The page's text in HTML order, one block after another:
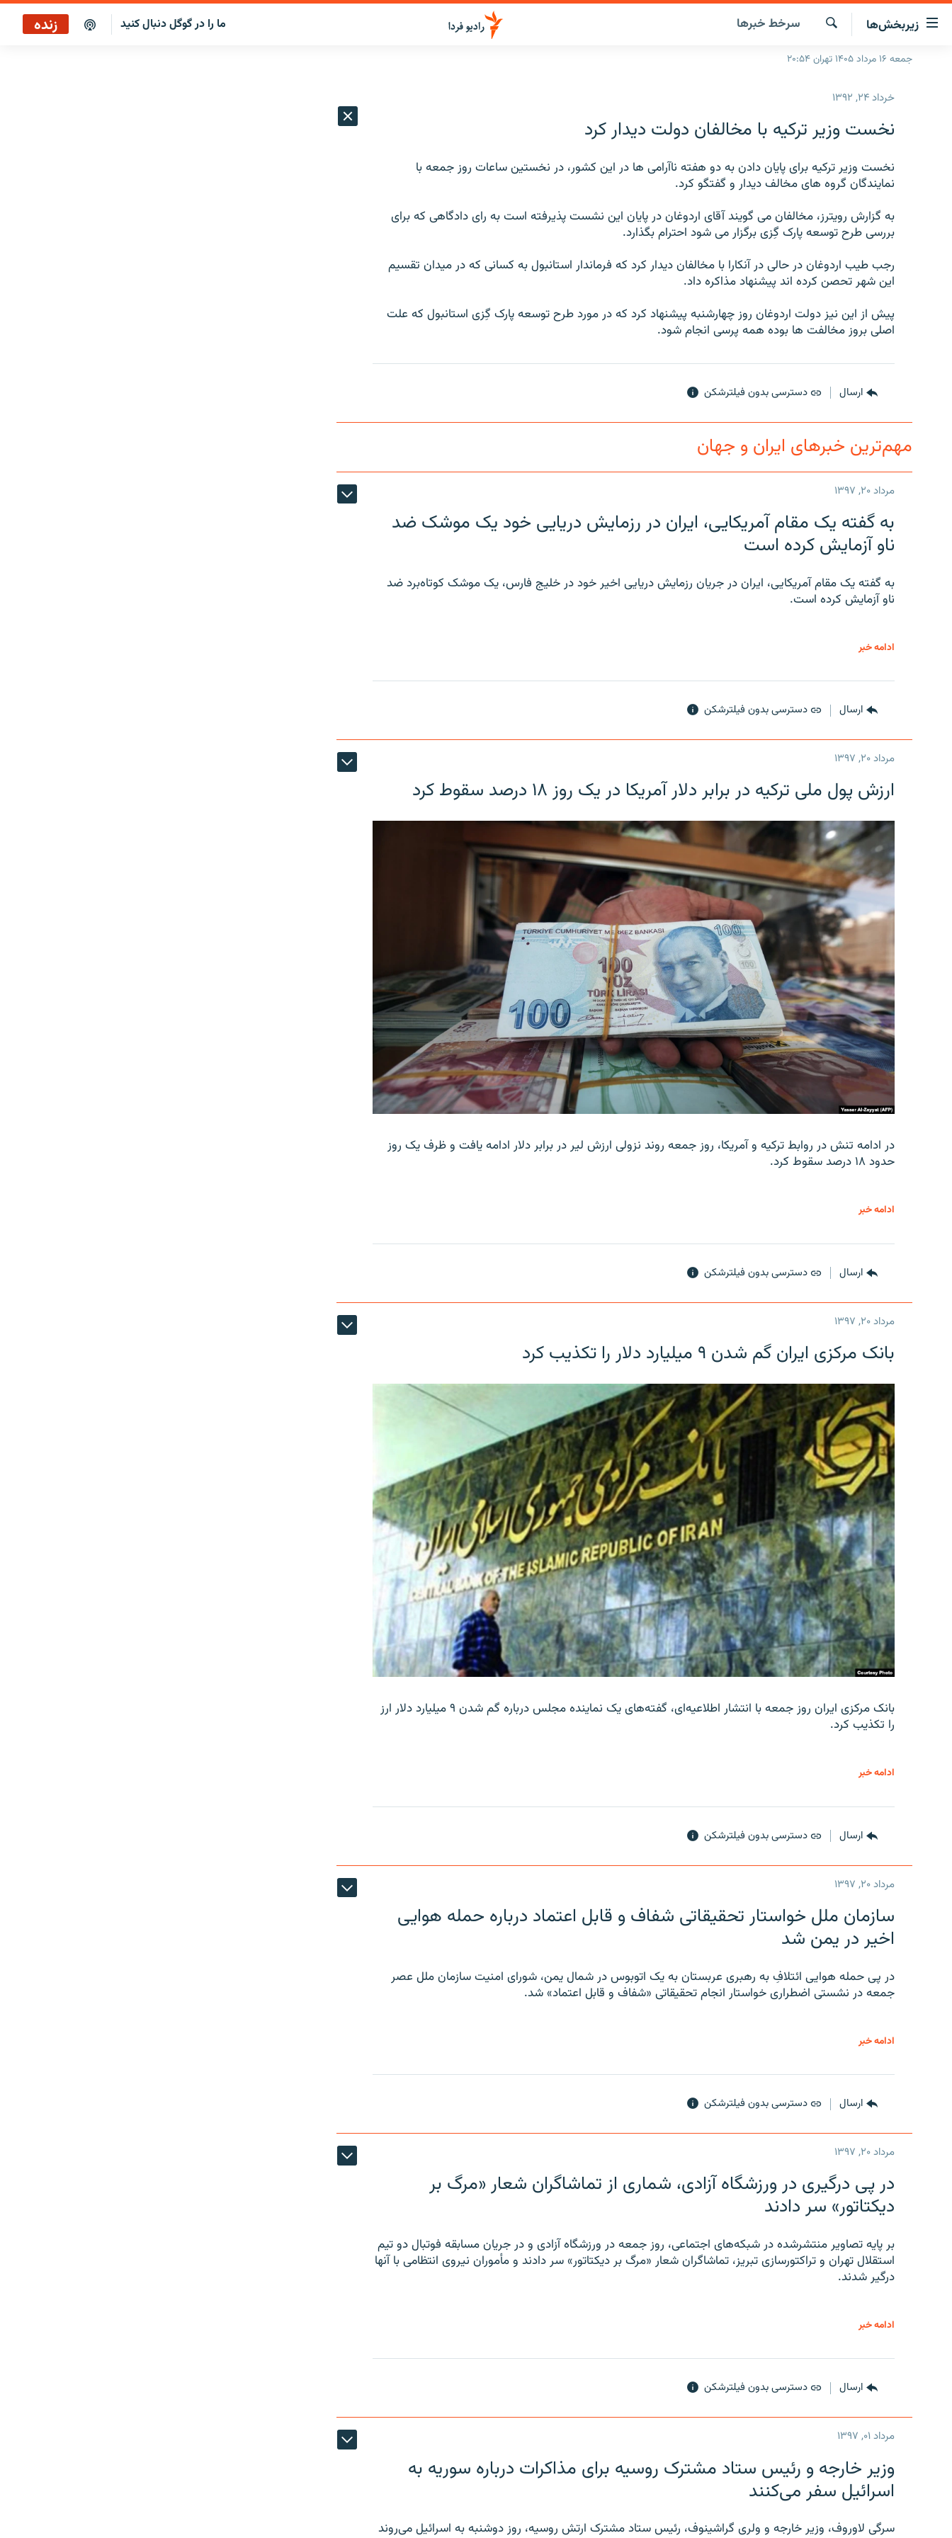
لینک‌های
قابلیت
دسترسی
زیربخش‌ها
صفحه اصلی
انتخاب کنید و بشنوید
برنامه‌های رادیویی
فرکانس‌ها
چندرسانه‌ای
گزارش‌های تصویری
گزارش‌های ویدئویی
جستجو
سرخط‌ خبرها ما را در گوگل دنبال کنید زنده
جمعه ۱۶ مرداد ۱۴۰۵ تهران ۲۰:۵۴
خرداد ۲۴, ۱۳۹۲
نخست وزیر ترکیه با مخالفان دولت دیدار کرد
نخست وزیر ترکیه برای پایان دادن به دو هفته ناآرامی ها در این کشور، در نخستین ساعات روز جمعه با
نمایندگان گروه های مخالف دیدار و گفتگو کرد.
به گزارش رویترز، مخالفان می گویند آقای اردوغان در پایان این نشست پذیرفته است به رای دادگاهی که برای
بررسی طرح توسعه پارک گِزی برگزار می شود احترام بگذارد.
رجب طیب اردوغان در حالی در آنکارا با مخالفان دیدار کرد که فرماندار استانبول به کسانی که در میدان تقسیم
این شهر تحصن کرده اند پیشنهاد مذاکره داد.
پیش از این نیز دولت اردوغان روز چهارشنبه پیشنهاد کرد که در مورد طرح توسعه پارک گِزی استانبول که علت
اصلی بروز مخالفت ها بوده همه پرسی انجام شود.
ارسال دسترسی بدون فیلترشکن
مهم‌ترین خبرهای ایران و جهان
مرداد ۲۰, ۱۳۹۷
به گفته یک مقام آمریکایی، ایران در رزمایش دریایی خود یک موشک ضد
ناو آزمایش کرده است
به گفته یک مقام آمریکایی، ایران در جریان رزمایش دریایی اخیر خود در خلیج فارس، یک موشک کوتاه‌برد ضد
ناو آزمایش کرده است.
ادامه خبر
ارسال دسترسی بدون فیلترشکن
مرداد ۲۰, ۱۳۹۷
ارزش پول ملی ترکیه در برابر دلار آمریکا در یک روز ۱۸ درصد سقوط کرد
در ادامه تنش در روابط ترکیه و آمریکا، روز جمعه روند نزولی ارزش لیر در برابر دلار ادامه یافت و ظرف یک روز
حدود ۱۸ درصد سقوط کرد.
ادامه خبر
ارسال دسترسی بدون فیلترشکن
مرداد ۲۰, ۱۳۹۷
بانک مرکزی ایران گم شدن ۹ میلیارد دلار را تکذیب کرد
بانک مرکزی ایران روز جمعه با انتشار اطلاعیه‌ای، گفته‌های یک نماینده مجلس درباره گم شدن ۹ میلیارد دلار ارز
را تکذیب کرد.
ادامه خبر
ارسال دسترسی بدون فیلترشکن
مرداد ۲۰, ۱۳۹۷
سازمان ملل خواستار تحقیقاتی شفاف و قابل اعتماد درباره حمله هوایی
اخیر در یمن شد
در پی حمله هوایی ائتلافِ به رهبری عربستان به یک اتوبوس در شمال یمن، شورای امنیت سازمان ملل عصر
جمعه در نشستی اضطراری خواستار انجام تحقیقاتی «شفاف و قابل اعتماد» شد.
ادامه خبر
ارسال دسترسی بدون فیلترشکن
مرداد ۲۰, ۱۳۹۷
در پی درگیری در ورزشگاه آزادی، شماری از تماشاگران شعار «مرگ بر
دیکتاتور» سر دادند
بر پایه تصاویر منتشرشده در شبکه‌های اجتماعی، روز جمعه در ورزشگاه آزادی و در جریان مسابقه فوتبال دو تیم
استقلال تهران و تراکتورسازی تبریز، تماشاگران شعار «مرگ بر دیکتاتور» سر دادند و مأموران نیروی انتظامی با آنها
درگیر شدند.
ادامه خبر
ارسال دسترسی بدون فیلترشکن
مرداد ۰۱, ۱۳۹۷
وزیر خارجه و رئیس‌ ستاد مشترک روسیه برای مذاکرات درباره سوریه به
اسرائیل سفر می‌کنند
سرگی لاوروف، وزیر خارجه و ولری گراشینوف، رئیس ستاد مشترک ارتش روسیه، روز دوشنبه به اسرائیل می‌روند